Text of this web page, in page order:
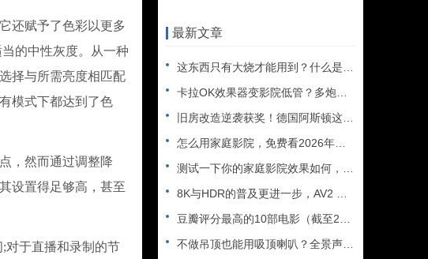
还赋予了色彩以更多
的中性灰度。从一种
择与所需亮度相匹配
模式下都达到了色
，然而通过调整降
设置得足够高，甚至
于直播和录制的节
最新文章
这东西只有大烧才能用到？什么是XLR接口？平衡音频信号线、低
卡拉OK效果器变影院低管？多炮玩家省钱了，内附调音软件免费下
旧房改造逆袭获奖！德国阿斯顿这套7.2.4全景声私人影院太惊
怎么用家庭影院，免费看2026年世界杯直播？
测试一下你的家庭影院效果如何，bobo精选测试片1~3合集
8K与HDR的普及更进一步，AV2 视频编解码器发布
豆瓣评分最高的10部电影（截至2025年）
不做吊顶也能用吸顶喇叭？全景声天空声道安装教程